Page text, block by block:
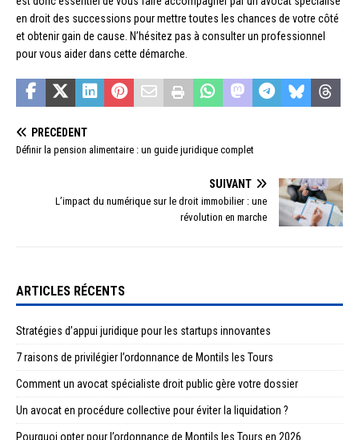
en droit des successions pour mettre toutes les chances de votre côté
et obtenir gain de cause. N’hésitez pas à consulter un professionnel
pour vous aider dans cette démarche.
PRÉCÉDENT
Définir la pension alimentaire : un guide juridique complet
SUIVANT
L’impact du numérique sur le droit immobilier : une
révolution en marche
ARTICLES RÉCENTS
Stratégies d’appui juridique pour les startups innovantes
7 raisons de privilégier l’ordonnance de Montils les Tours
Comment un avocat spécialiste droit public gère votre dossier
Un avocat en procédure collective pour éviter la liquidation ?
Pourquoi opter pour l’ordonnance de Montils les Tours en 2026